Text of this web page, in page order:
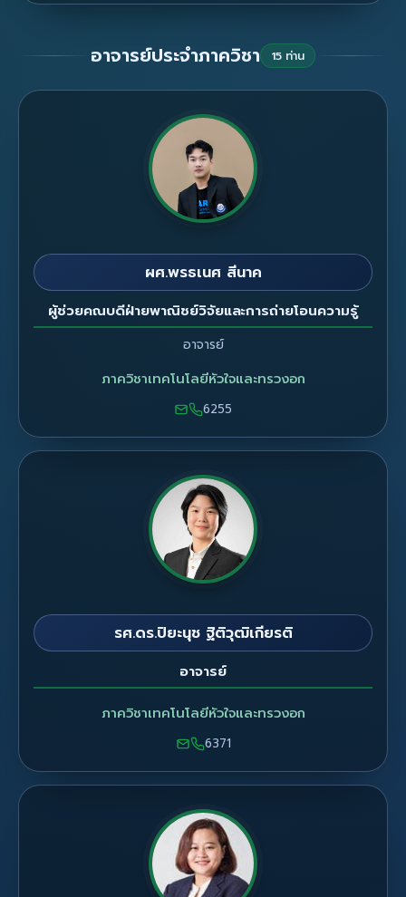
อาจารย์ประจำภาควิชา 15 ท่าน
ผศ.พรธเนศ สีนาค
ผู้ช่วยคณบดีฝ่ายพาณิชย์วิจัยและการถ่ายโอนความรู้
อาจารย์
ภาควิชาเทคโนโลยีหัวใจและทรวงอก
6255
รศ.ดร.ปิยะนุช ฐิติวุฒิเกียรติ
อาจารย์
ภาควิชาเทคโนโลยีหัวใจและทรวงอก
6371